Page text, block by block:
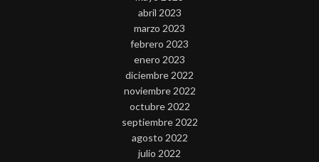
abril 2023
marzo 2023
febrero 2023
enero 2023
diciembre 2022
noviembre 2022
octubre 2022
septiembre 2022
agosto 2022
julio 2022